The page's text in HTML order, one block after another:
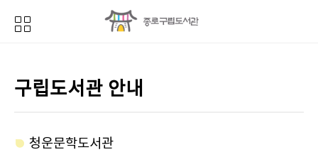
구립도서관 안내
청운문학도서관